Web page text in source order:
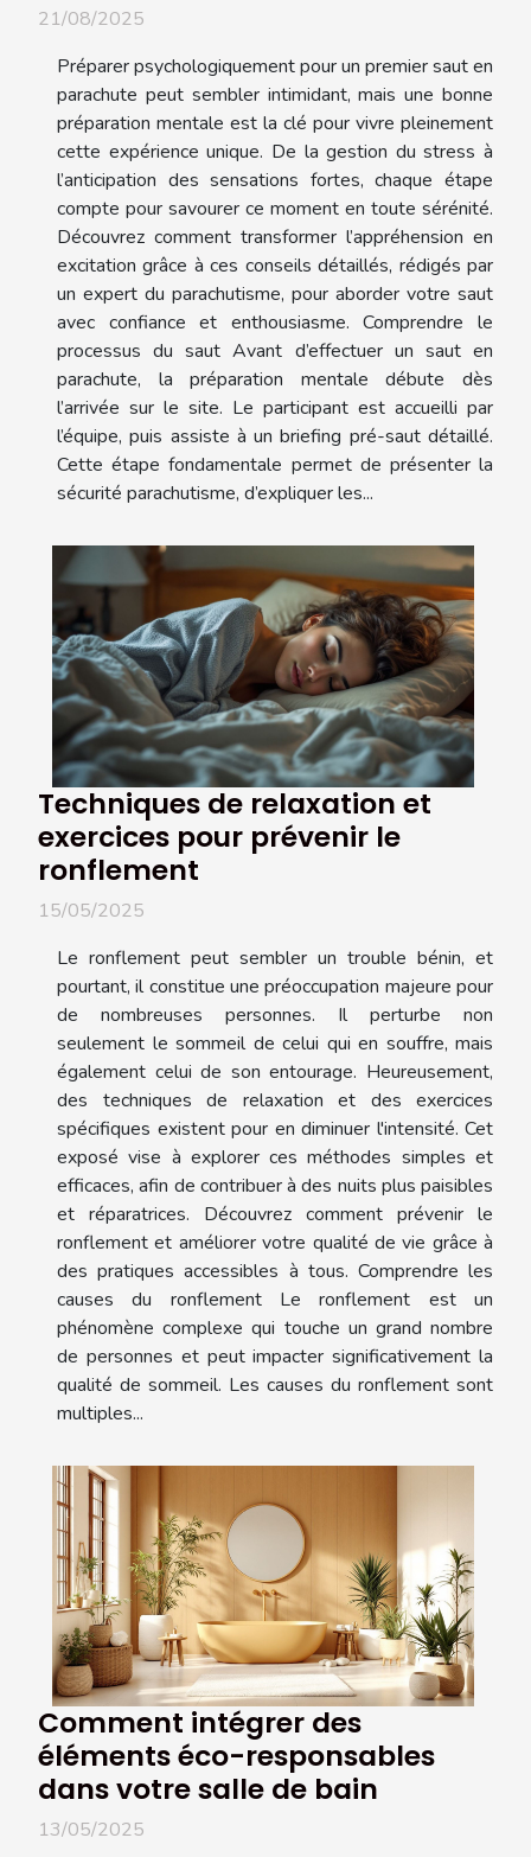
21/08/2025
Préparer psychologiquement pour un premier saut en
parachute peut sembler intimidant, mais une bonne
préparation mentale est la clé pour vivre pleinement
cette expérience unique. De la gestion du stress à
l’anticipation des sensations fortes, chaque étape
compte pour savourer ce moment en toute sérénité.
Découvrez comment transformer l’appréhension en
excitation grâce à ces conseils détaillés, rédigés par
un expert du parachutisme, pour aborder votre saut
avec confiance et enthousiasme. Comprendre le
processus du saut Avant d’effectuer un saut en
parachute, la préparation mentale débute dès
l’arrivée sur le site. Le participant est accueilli par
l’équipe, puis assiste à un briefing pré-saut détaillé.
Cette étape fondamentale permet de présenter la
sécurité parachutisme, d’expliquer les...
Techniques de relaxation et
exercices pour prévenir le
ronflement
15/05/2025
Le ronflement peut sembler un trouble bénin, et
pourtant, il constitue une préoccupation majeure pour
de nombreuses personnes. Il perturbe non
seulement le sommeil de celui qui en souffre, mais
également celui de son entourage. Heureusement,
des techniques de relaxation et des exercices
spécifiques existent pour en diminuer l'intensité. Cet
exposé vise à explorer ces méthodes simples et
efficaces, afin de contribuer à des nuits plus paisibles
et réparatrices. Découvrez comment prévenir le
ronflement et améliorer votre qualité de vie grâce à
des pratiques accessibles à tous. Comprendre les
causes du ronflement Le ronflement est un
phénomène complexe qui touche un grand nombre
de personnes et peut impacter significativement la
qualité de sommeil. Les causes du ronflement sont
multiples...
Comment intégrer des
éléments éco-responsables
dans votre salle de bain
13/05/2025